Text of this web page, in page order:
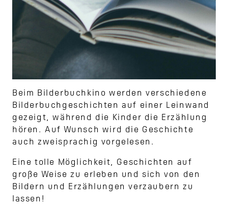
Beim Bilderbuchkino werden verschiedene
Bilderbuchgeschichten auf einer Leinwand
gezeigt, während die Kinder die Erzählung
hören. Auf Wunsch wird die Geschichte
auch zweisprachig vorgelesen.
Eine tolle Möglichkeit, Geschichten auf
große Weise zu erleben und sich von den
Bildern und Erzählungen verzaubern zu
lassen!